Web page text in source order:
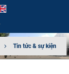
Tin tức & sự kiện